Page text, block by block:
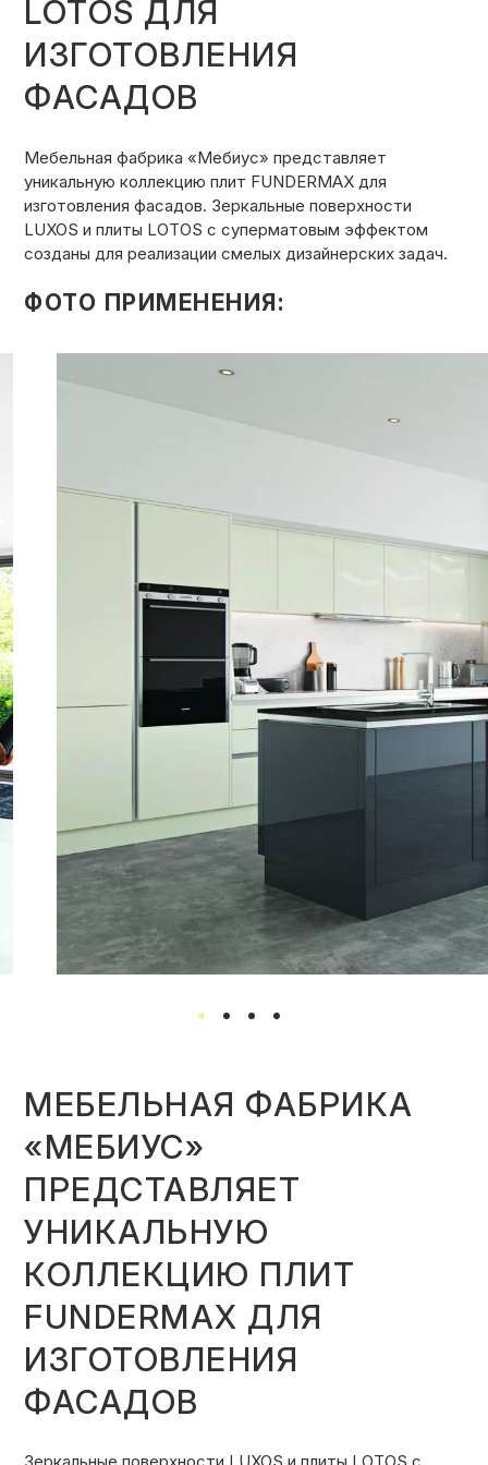
LOTOS ДЛЯ
ИЗГОТОВЛЕНИЯ
ФАСАДОВ
Мебельная фабрика «Мебиус» представляет
уникальную коллекцию плит FUNDERMAX для
изготовления фасадов. Зеркальные поверхности
LUXOS и плиты LOTOS с суперматовым эффектом
созданы для реализации смелых дизайнерских задач.
ФОТО ПРИМЕНЕНИЯ:
МЕБЕЛЬНАЯ ФАБРИКА
«МЕБИУС»
ПРЕДСТАВЛЯЕТ
УНИКАЛЬНУЮ
КОЛЛЕКЦИЮ ПЛИТ
FUNDERMAX ДЛЯ
ИЗГОТОВЛЕНИЯ
ФАСАДОВ
КОНТАКТЫ
КАТАЛОГ МЕБЕЛИ
О ФАБРИКЕ
НАШЕ ПРОИЗВОДСТВО
ПОРТФОЛИО
СОТРУДНИЧЕСТВО
НОВОСТИ
3D ПРОЕКТ В ПОДАРОК
БЛОГ О ДИЗАЙНЕ МЕБЕЛИ